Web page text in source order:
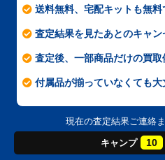
送料無料、宅配キットも無料
査定結果を見たあとのキャ
査定後、一部商品だけの買
付属品が揃っていなくても大
現在の査定結果ご連絡
キャンプ 10